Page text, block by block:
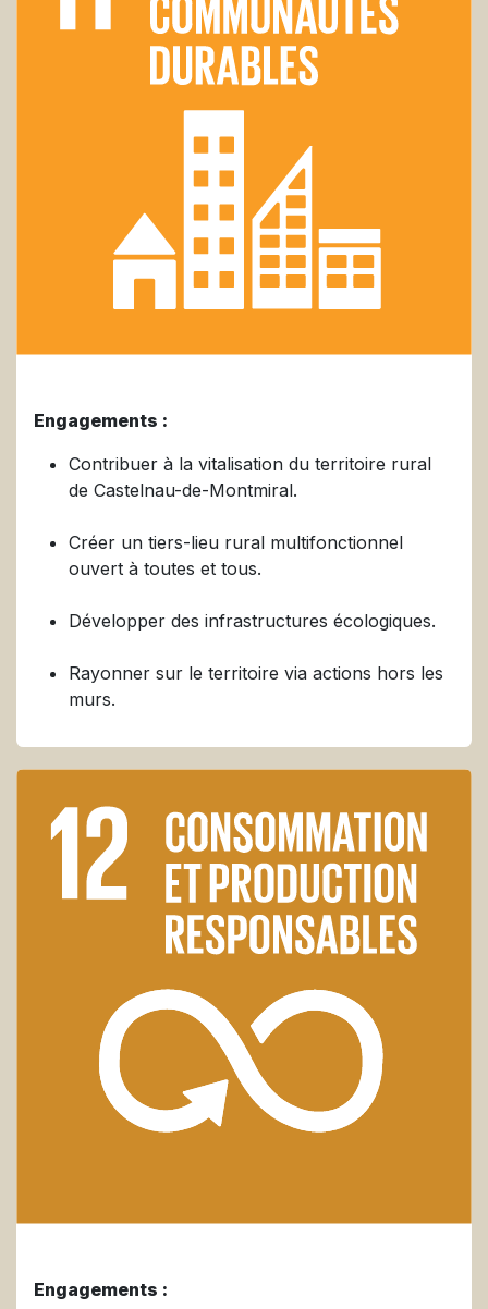
Engagements :
Contribuer à la vitalisation du territoire rural
de Castelnau-de-Montmiral.
Créer un tiers-lieu rural multifonctionnel
ouvert à toutes et tous.
Développer des infrastructures écologiques.
Rayonner sur le territoire via actions hors les
murs.
Engagements :